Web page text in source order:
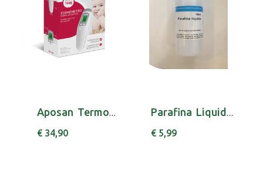
Aposan Termometro Frontal S/Cont
€ 34,90
Parafina Liquida 100ml Labsolve
€ 5,99